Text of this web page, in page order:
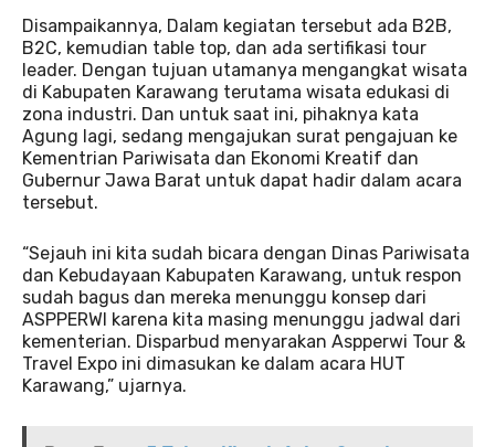
Disampaikannya, Dalam kegiatan tersebut ada B2B,
B2C, kemudian table top, dan ada sertifikasi tour
leader. Dengan tujuan utamanya mengangkat wisata
di Kabupaten Karawang terutama wisata edukasi di
zona industri. Dan untuk saat ini, pihaknya kata
Agung lagi, sedang mengajukan surat pengajuan ke
Kementrian Pariwisata dan Ekonomi Kreatif dan
Gubernur Jawa Barat untuk dapat hadir dalam acara
tersebut.
“Sejauh ini kita sudah bicara dengan Dinas Pariwisata
dan Kebudayaan Kabupaten Karawang, untuk respon
sudah bagus dan mereka menunggu konsep dari
ASPPERWI karena kita masing menunggu jadwal dari
kementerian. Disparbud menyarakan Aspperwi Tour &
Travel Expo ini dimasukan ke dalam acara HUT
Karawang,” ujarnya.